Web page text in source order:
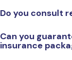
Do you consult
Can you
insurance